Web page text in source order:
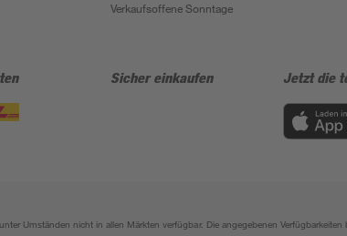
Verkaufsoffene Sonntage
Sicher einkaufen Jetzt die
Umständen nicht in allen Märkten verfügbar. Die angegebenen